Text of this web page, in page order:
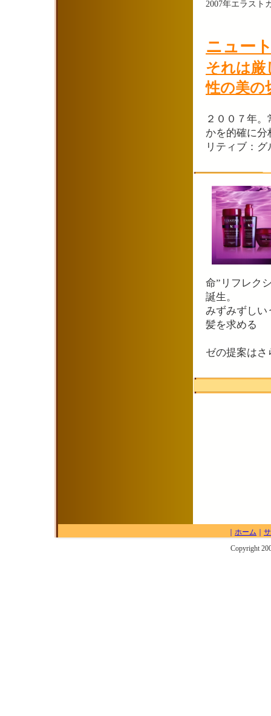
2007年エラスト
ニュー
それは厳
性の美の
２００７年
かを的確に
リティブ：
命”リフレク
誕生。
みずみずしい
髪を求める
ゼの提案はさ
ホーム
Copyright